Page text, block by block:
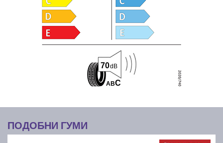
ABC
70dB
ПОДОБНИ ГУМИ